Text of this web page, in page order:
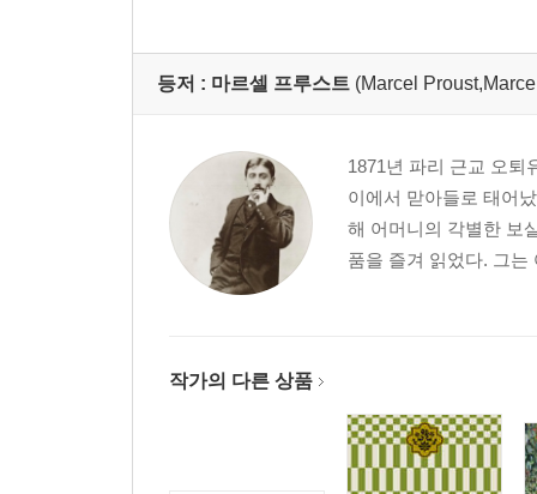
프리드리히 슈나크_어느 도시의 매혹 238
5. 기행의 장
잉게보르크 바흐만_사람에게 눈이 있는 까닭 245
보리스 파스테르나크_밝은 밤과 작은 광장 252
게르하르트 하우프트만_화음이 있는 신들의 나라
로렌스_홍인종이 가르쳐 준 태양의 말 275
알베르 카뮈_바다 앞의 화형대 287
알프레트 되블린_아마존 강의 여인 부락 293
등저 : 마르셀 프루스트 (Marcel
1871년 파리 근교 오퇴
이에서 맏아들로 태어
해 어머니의 각별한 보
품을 즐겨 읽었다. 그는
작가의 다른 상품